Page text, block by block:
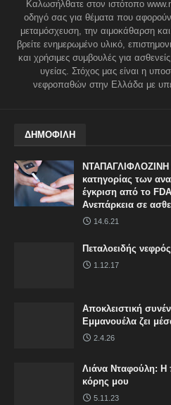
Καλωσήλθατε στον ιστότοπο
οδηγό σας για θέματα που
μεταμόσχευση, την αιμοκάθαρση
βρείτε ενημερωμένο υλικό,
και χρήσιμες συμβουλές για
υγείας. Στόχος μας είναι η
νεφροπαθών στην Ελλάδα με
ΔΗΜΟΦΙΛΗ
ΝΤΑΠΑΓΛΙΦΛΟΖΙΝΗ
κατηγορίας των
έγκριση από το
Ανεπάρκεια σε
14.6.21
Πεταλοειδής
1.12.17
Αποκλειστική
Εμμανουέλα ζει
2.4.26
Λιάνα Νταφούλη: Η
κόρης μου
5.11.23